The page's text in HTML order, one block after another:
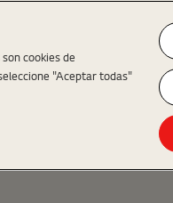
3, Dolby Atmos,
cookies de
"Aceptar todas"